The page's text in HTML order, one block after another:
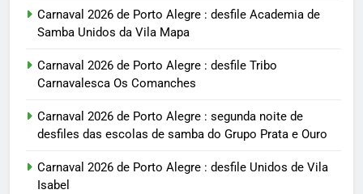
Carnaval 2026 de Porto Alegre : desfile Academia de
Samba Unidos da Vila Mapa
Carnaval 2026 de Porto Alegre : desfile Tribo
Carnavalesca Os Comanches
Carnaval 2026 de Porto Alegre : segunda noite de
desfiles das escolas de samba do Grupo Prata e Ouro
Carnaval 2026 de Porto Alegre : desfile Unidos de Vila
Isabel